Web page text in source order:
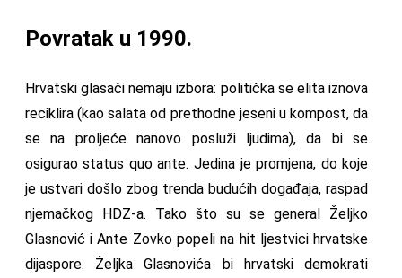
Povratak u 1990.
Hrvatski glasači nemaju izbora: politička se elita iznova
reciklira (kao salata od prethodne jeseni u kompost, da
se na proljeće nanovo posluži ljudima), da bi se
osigurao status quo ante. Jedina je promjena, do koje
je ustvari došlo zbog trenda budućih događaja, raspad
njemačkog HDZ-a. Tako što su se general Željko
Glasnović i Ante Zovko popeli na hit ljestvici hrvatske
dijaspore. Željka Glasnovića bi hrvatski demokrati